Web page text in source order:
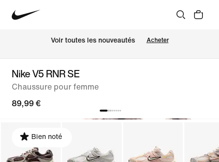
Voir toutes les nouveautés Acheter
Nike V5 RNR SE
Chaussure pour femme
89,99 €
Bien noté